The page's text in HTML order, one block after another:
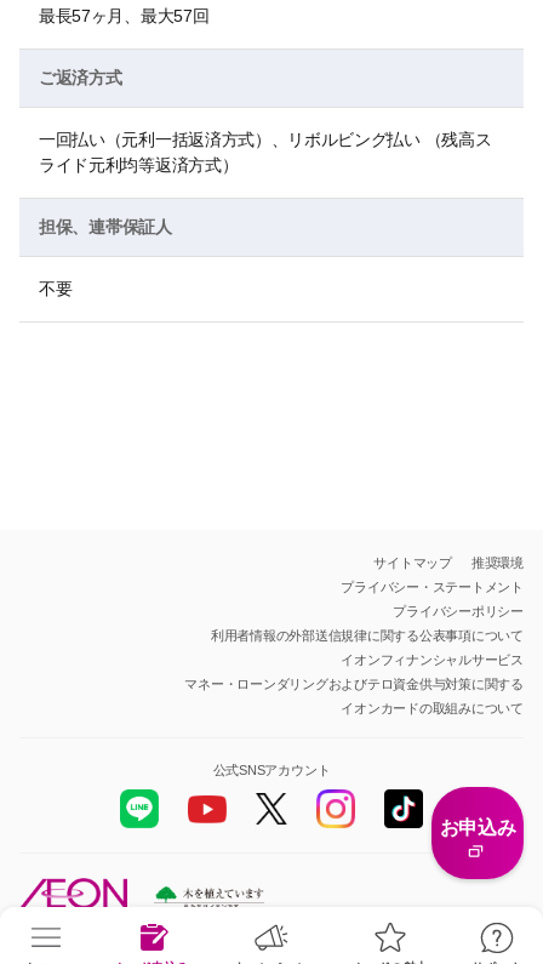
最長57ヶ月、最大57回
ご返済方式
一回払い（元利一括返済方式）、リボルビング払い （残高ス
ライド元利均等返済方式）
担保、連帯保証人
不要
お申込み
サイトマップ
推奨環境
プライバシー・ステートメント
プライバシーポリシー
利用者情報の外部送信規律に関する公表事項について
イオンフィナンシャルサービス
マネー・ローンダリングおよびテロ資金供与対策に関する
イオンカードの取組みについて
All Rights Reserved.Copyright© AEON Financial Service Co.,Ltd.
公式SNSアカウント